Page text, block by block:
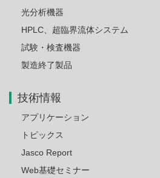
光分析機器
HPLC、超臨界流体システム
試験・検査機器
製造終了製品
技術情報
アプリケーション
トピックス
Jasco Report
Web基礎セミナー